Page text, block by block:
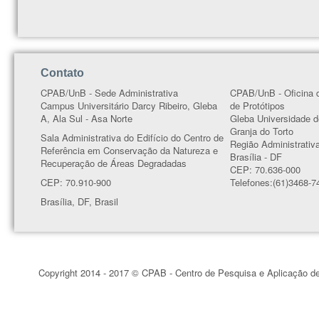
Contato
CPAB/UnB - Sede Administrativa
Campus Universitário Darcy Ribeiro, Gleba
A, Ala Sul - Asa Norte
Sala Administrativa do Edifício do Centro de
Referência em Conservação da Natureza e
Recuperação de Áreas Degradadas
CEP: 70.910-900
Brasília, DF, Brasil
CPAB/UnB - Oficina
de Protótipos
Gleba Universidade
Granja do Torto
Região
Brasília - DF
CEP: 70.636-000
Telefones:(61)3468-
Copyright 2014 - 2017 © CPAB - Centro de Pesquisa e Aplicação